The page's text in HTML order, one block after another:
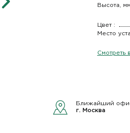
Высота,
Цвет :
Место
Смотреть
Ближайший
г. Москва